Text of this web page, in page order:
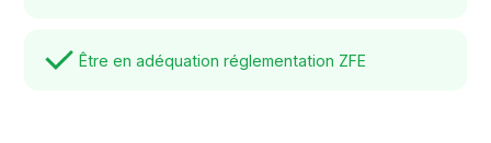
Être en adéquation réglementation ZFE